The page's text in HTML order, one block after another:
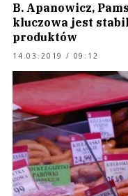
B. Apanowicz,
kluczowa jest
produktów
14.03.2019 / 09:12